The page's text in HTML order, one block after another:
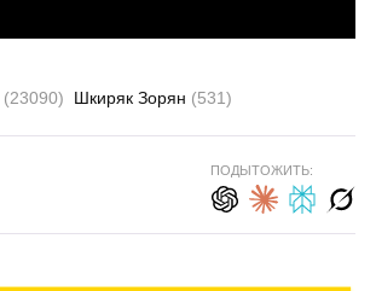
(23090) Шкиряк Зорян (531)
ПОДЫТОЖИТЬ: